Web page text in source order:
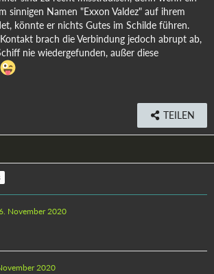
sinnigen Namen "Exxon Valdez" auf ihrem
könnte er nichts Gutes im Schilde führen.
brach die Verbindung jedoch abrupt ab,
nie wiedergefunden, außer diese
TEILEN
November 2020
2020